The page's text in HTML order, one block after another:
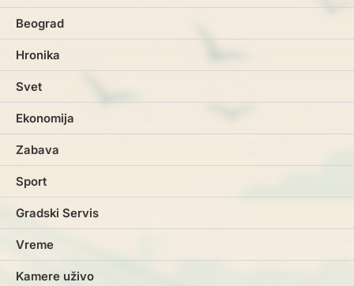
Beograd
Hronika
Svet
Ekonomija
Zabava
Sport
Gradski Servis
Vreme
Kamere uživo